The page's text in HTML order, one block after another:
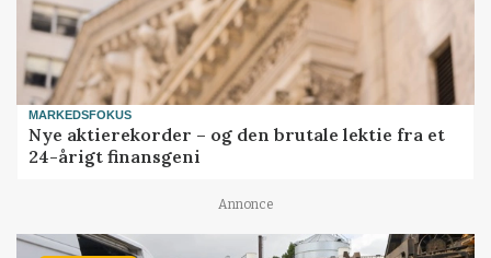
MARKEDSFOKUS
Nye aktierekorder – og den brutale lektie fra et
24-årigt finansgeni
Annonce